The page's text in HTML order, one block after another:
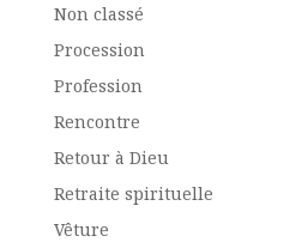
Non classé
Procession
Profession
Rencontre
Retour à Dieu
Retraite spirituelle
Vêture